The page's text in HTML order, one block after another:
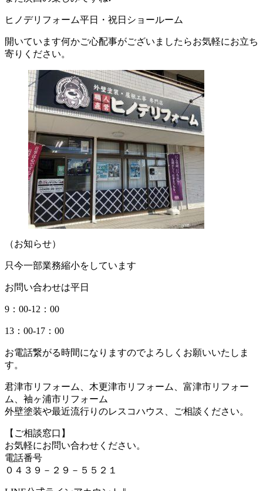
ヒノデリフォーム平日・祝日ショールーム
開いています何かご心配事がございましたらお気軽にお立ち
寄りください。
（お知らせ）
只今一部業務縮小をしています
お問い合わせは平日
9：00-12：00
13：00-17：00
お電話繋がる時間になりますのでよろしくお願いいたしま
す。
君津市リフォーム、木更津市リフォーム、富津市リフォー
ム、袖ヶ浦市リフォーム
外壁塗装や最近流行りのレスコハウス、ご相談ください。
【ご相談窓口】
お気軽にお問い合わせください。
電話番号
０４３９－２９－５５２１